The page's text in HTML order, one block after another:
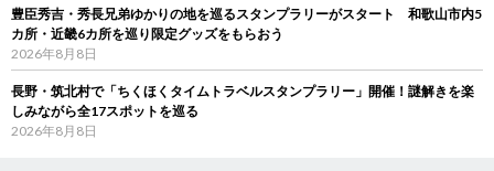
豊臣秀吉・秀長兄弟ゆかりの地を巡るスタンプラリーがスタート 和歌山市内5
カ所・近畿6カ所を巡り限定グッズをもらおう
2026年8月8日
長野・筑北村で「ちくほくタイムトラベルスタンプラリー」開催！謎解きを楽
しみながら全17スポットを巡る
2026年8月8日